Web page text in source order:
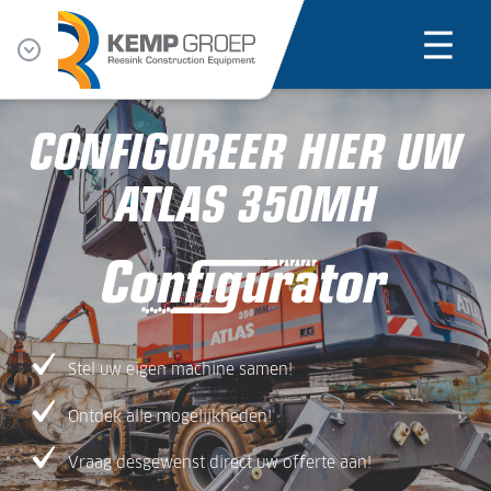
CONFIGUREER HIER UW
ATLAS 350MH
Stel uw eigen machine samen!
Ontdek alle mogelijkheden!
Vraag desgewenst direct uw offerte aan!